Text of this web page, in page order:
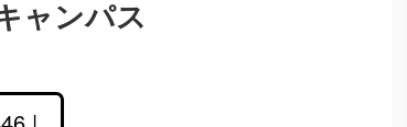
ャンパス